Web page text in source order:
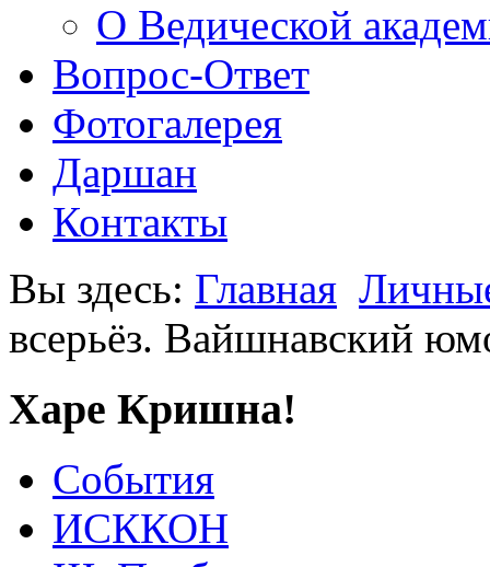
О Ведической
Вопрос-Ответ
Фотогалерея
Даршан
Контакты
Вы здесь: Главная
всерьёз. Вайшнавский
Харе Кришна!
События
ИСККОН